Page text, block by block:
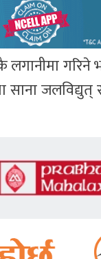
गरिने
जलविद्युत् र